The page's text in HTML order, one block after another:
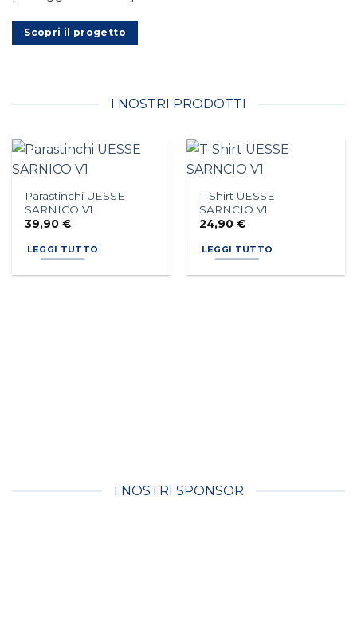
Scopri il progetto
I NOSTRI PRODOTTI
Parastinchi UESSE
SARNICO V1
39,90€
LEGGI TUTTO
T-Shirt UESSE
SARNCIO V1
24,90€
LEGGI TUTTO
I NOSTRI SPONSOR